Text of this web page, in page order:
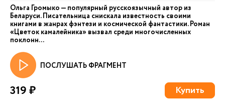
Ольга Громыко — популярный русскоязычный автор из
Беларуси. Писательница снискала известность своими
книгами в жанрах фэнтези и космической фантастики. Роман
«Цветок камалейника» вызвал среди многочисленных
поклонн...
ПОСЛУШАТЬ ФРАГМЕНТ
319 ₽ Купить